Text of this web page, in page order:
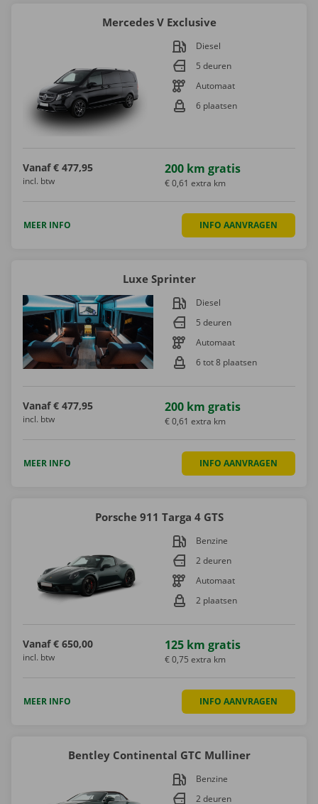
Mercedes V Exclusive
Diesel
5 deuren
Automaat
6 plaatsen
Vanaf € 477,95
incl. btw
200 km gratis
€ 0,61 extra km
MEER INFO INFO AANVRAGEN
Luxe Sprinter
Diesel
5 deuren
Automaat
6 tot 8 plaatsen
Vanaf € 477,95
incl. btw
200 km gratis
€ 0,61 extra km
MEER INFO INFO AANVRAGEN
Porsche 911 Targa 4 GTS
Benzine
2 deuren
Automaat
2 plaatsen
Vanaf € 650,00
incl. btw
125 km gratis
€ 0,75 extra km
MEER INFO INFO AANVRAGEN
Bentley Continental GTC Mulliner
Benzine
2 deuren